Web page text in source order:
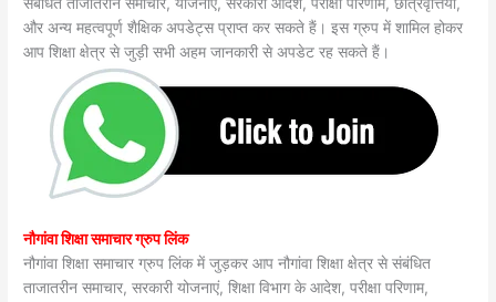
और अन्य महत्वपूर्ण शैक्षिक अपडेट्स प्राप्त कर सकते हैं। इस ग्रुप में शामिल होकर
आप शिक्षा क्षेत्र से जुड़ी सभी अहम जानकारी से अपडेट रह सकते हैं।
नौगांवा शिक्षा समाचार ग्रुप लिंक
नौगांवा शिक्षा समाचार ग्रुप लिंक में जुड़कर आप नौगांवा शिक्षा क्षेत्र से संबंधित
ताजातरीन समाचार, सरकारी योजनाएं, शिक्षा विभाग के आदेश, परीक्षा परिणाम,